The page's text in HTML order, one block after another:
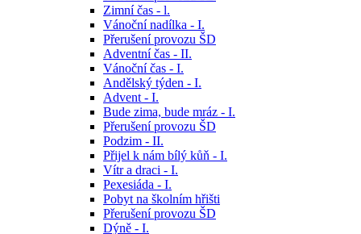
Zimní čas - l.
Vánoční nadílka - I.
Přerušení provozu ŠD
Adventní čas - II.
Vánoční čas - I.
Andělský týden - I.
Advent - I.
Bude zima, bude mráz - I.
Přerušení provozu ŠD
Podzim - II.
Přijel k nám bílý kůň - I.
Vítr a draci - I.
Pexesiáda - I.
Pobyt na školním hřišti
Přerušení provozu ŠD
Dýně - I.